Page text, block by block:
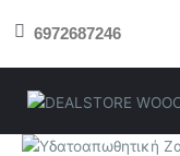
στο 6972687246
Υδατοαπωθητική